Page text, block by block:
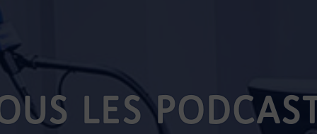
LES